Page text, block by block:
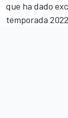
que ha dado
temporada